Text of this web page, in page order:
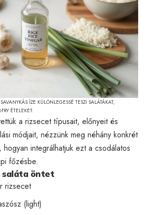
ÍZE KÜLÖNLEGESSÉ TESZI SALÁTÁKAT,
ÉTELEKET.
a rizsecet típusait, előnyeit és
módjait, nézzünk meg néhány konkrét
integrálhatjuk ezt a csodálatos
főzésbe.
saláta öntet
rizsecet
(light)